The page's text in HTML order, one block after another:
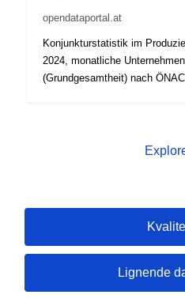
opendataportal.at
Konjunkturstatistik im
2024, monatliche
(Grundgesamtheit) nach
Lignende